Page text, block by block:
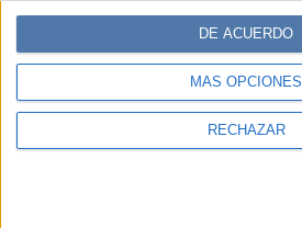
MÁS OPCIONES
RECHAZAR
DE ACUERDO